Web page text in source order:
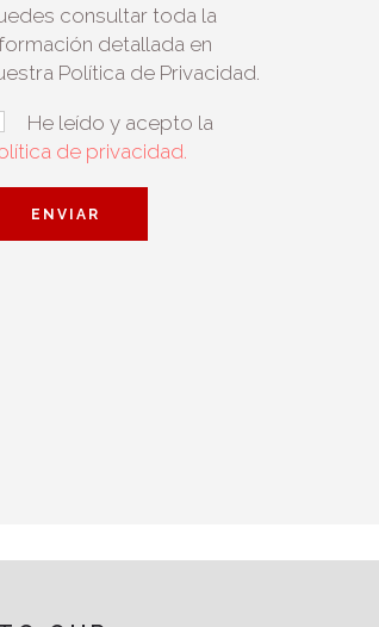
consultar toda la
detallada en
Política de Privacidad.
He leído y acepto la
de privacidad.